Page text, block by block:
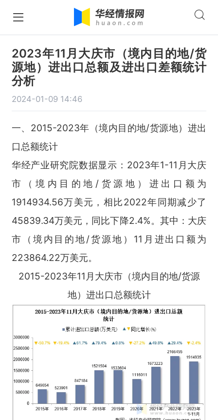
2023年11月大庆市（境内目的地/货
源地）进出口总额及进出口差额统计
分析
2024-01-09 14:46
一、2015-2023年（境内目的地/货源地）进出
口总额统计
华经产业研究院数据显示：2023年1-11月大庆
市（境内目的地/货源地）进出口额为
1914934.56万美元，相比2022年同期减少了
45839.34万美元，同比下降2.4%。其中：大庆
市（境内目的地/货源地）11月进出口额为
223864.22万美元。
2015-2023年11月大庆市（境内目的地/货源
地）进出口总额统计